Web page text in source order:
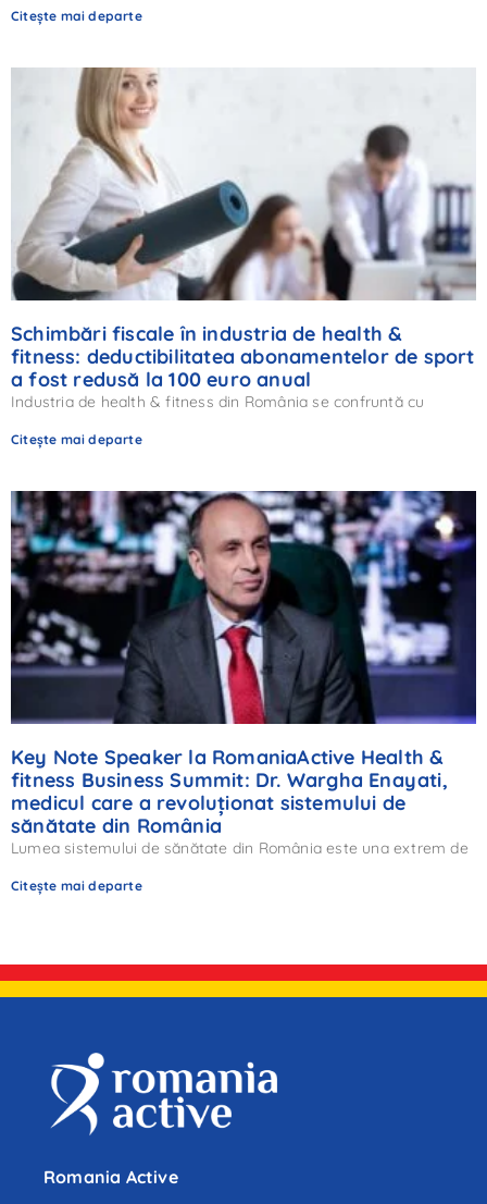
Citește mai departe
Schimbări fiscale în industria de health &
fitness: deductibilitatea abonamentelor de sport
a fost redusă la 100 euro anual
Industria de health & fitness din România se confruntă cu
Citește mai departe
Key Note Speaker la RomaniaActive Health &
fitness Business Summit: Dr. Wargha Enayati,
medicul care a revoluționat sistemului de
sănătate din România
Lumea sistemului de sănătate din România este una extrem de
Citește mai departe
Romania Active